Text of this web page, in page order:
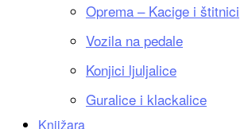
Oprema – Kacige i štitnici
Vozila na pedale
Konjici ljuljalice
Guralice i klackalice
Knjižara